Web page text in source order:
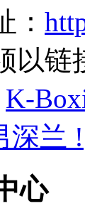
：
以链
K-
深兰 !
心